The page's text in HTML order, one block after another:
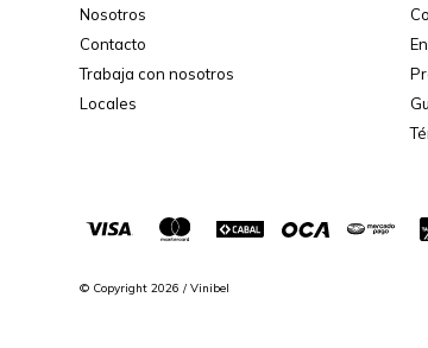
Nosotros
Contacto
Trabaja con nosotros
Locales
© Copyright 2026 / Vinibel